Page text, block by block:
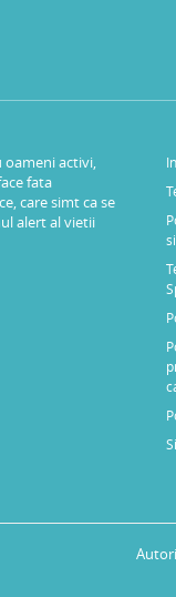
oameni activi,
fata
care simt ca se
alert al vietii